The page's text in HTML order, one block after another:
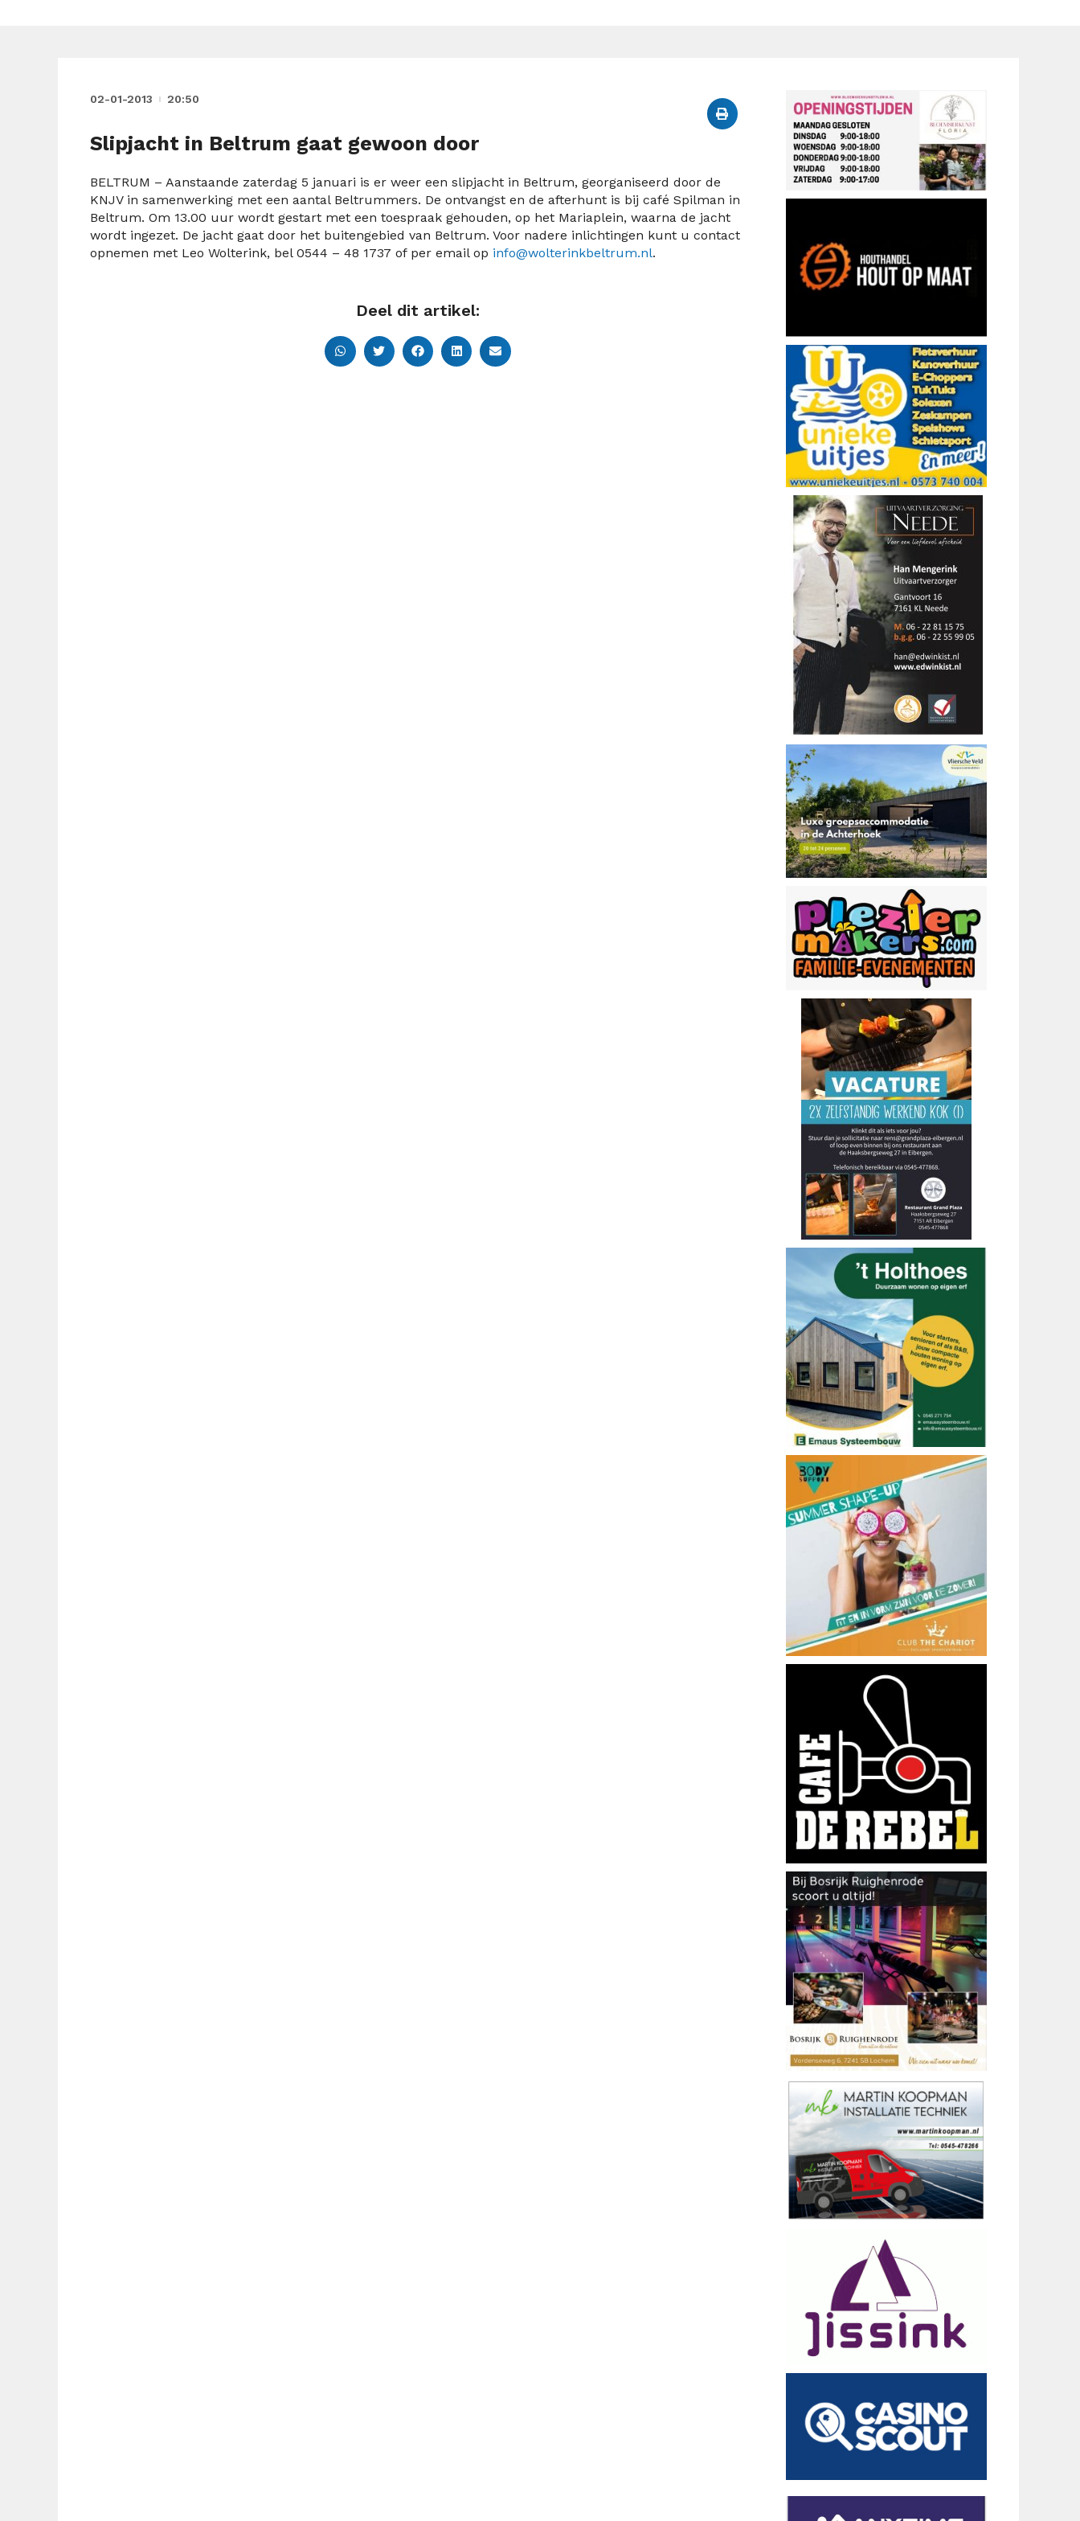
02-01-2013 20:50
Slipjacht in Beltrum gaat gewoon door
BELTRUM – Aanstaande zaterdag 5 januari is er weer een slipjacht in Beltrum, georganiseerd door de
KNJV in samenwerking met een aantal Beltrummers. De ontvangst en de afterhunt is bij café Spilman in
Beltrum. Om 13.00 uur wordt gestart met een toespraak gehouden, op het Mariaplein, waarna de jacht
wordt ingezet. De jacht gaat door het buitengebied van Beltrum. Voor nadere inlichtingen kunt u contact
opnemen met Leo Wolterink, bel 0544 – 48 1737 of per email op info@wolterinkbeltrum.nl.
Deel dit artikel: